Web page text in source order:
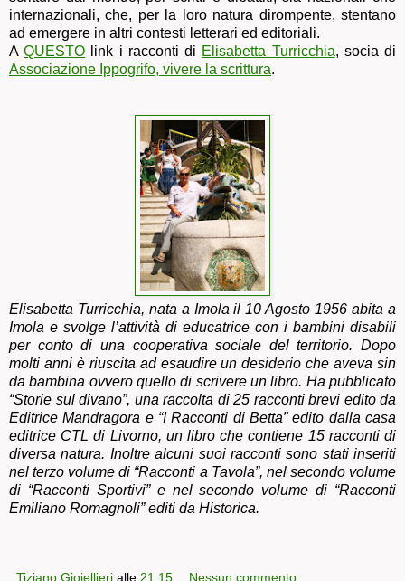
internazionali, che, per la loro natura dirompente, stentano
ad emergere in altri contesti letterari ed editoriali.
AQUESTO link i racconti di Elisabetta Turricchia, socia di
Associazione Ippogrifo, vivere la scrittura.
Elisabetta Turricchia, nata a Imola il 10 Agosto 1956 abita a
Imola e svolge l’attività di educatrice con i bambini disabili
per conto di una cooperativa sociale del territorio. Dopo
molti anni è riuscita ad esaudire un desiderio che aveva sin
da bambina ovvero quello di scrivere un libro. Ha pubblicato
“Storie sul divano”, una raccolta di 25 racconti brevi edito da
Editrice Mandragora e “I Racconti di Betta” edito dalla casa
editrice CTL di Livorno, un libro che contiene 15 racconti di
diversa natura. Inoltre alcuni suoi racconti sono stati inseriti
nel terzo volume di “Racconti a Tavola”, nel secondo volume
di “Racconti Sportivi” e nel secondo volume di “Racconti
Emiliano Romagnoli” editi da Historica.
Tiziano Gioiellieri alle 21:15 Nessun commento: